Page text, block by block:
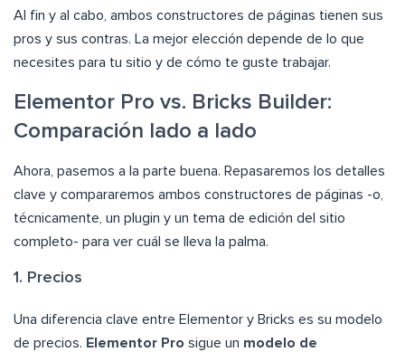
Al fin y al cabo, ambos constructores de páginas tienen sus
pros y sus contras. La mejor elección depende de lo que
necesites para tu sitio y de cómo te guste trabajar.
Elementor Pro vs. Bricks Builder:
Comparación lado a lado
Ahora, pasemos a la parte buena. Repasaremos los detalles
clave y compararemos ambos constructores de páginas -o,
técnicamente, un plugin y un tema de edición del sitio
completo- para ver cuál se lleva la palma.
1. Precios
Una diferencia clave entre Elementor y Bricks es su modelo
de precios. Elementor Pro sigue un modelo de